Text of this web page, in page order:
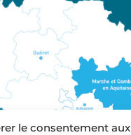
le consentement aux